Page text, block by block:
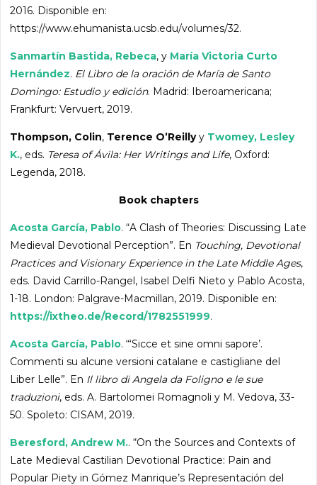
2016. Disponible en:
https://www.ehumanista.ucsb.edu/volumes/32.
Sanmartín Bastida, Rebeca, y María Victoria Curto
Hernández. El Libro de la oración de María de Santo
Domingo: Estudio y edición. Madrid: Iberoamericana;
Frankfurt: Vervuert, 2019.
Thompson, Colin, Terence O’Reillyy Twomey, Lesley
K., eds. Teresa of Ávila: Her Writings and Life, Oxford:
Legenda, 2018.
Book chapters
Acosta García, Pablo. “A Clash of Theories: Discussing Late
Medieval Devotional Perception”. En Touching, Devotional
Practices and Visionary Experience in the Late Middle Ages,
eds. David Carrillo-Rangel, Isabel Delfi Nieto y Pablo Acosta,
1-18. London: Palgrave-Macmillan, 2019. Disponible en:
https://ixtheo.de/Record/1782551999.
Acosta García, Pablo. “‘Sicce et sine omni sapore’.
Commenti su alcune versioni catalane e castigliane del
Liber Lelle”. En Il libro di Angela da Foligno e le sue
traduzioni, eds. A. Bartolomei Romagnoli y M. Vedova, 33-
50. Spoleto: CISAM, 2019.
Beresford, Andrew M.. “On the Sources and Contexts of
Late Medieval Castilian Devotional Practice: Pain and
Popular Piety in Gómez Manrique’s Representación del